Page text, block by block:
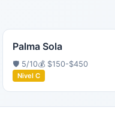
Palma Sola
🛡️ 5/10💰 $150-$450
Nivel C